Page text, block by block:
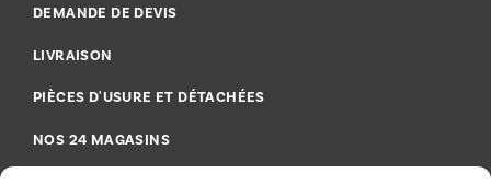
DEMANDE DE DEVIS
LIVRAISON
PIÈCES D'USURE ET DÉTACHÉES
NOS 24 MAGASINS